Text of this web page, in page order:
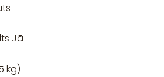
Jā
kg)